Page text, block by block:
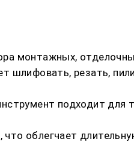
монтажных,
шлифовать, резать,
подходит для
облегчает